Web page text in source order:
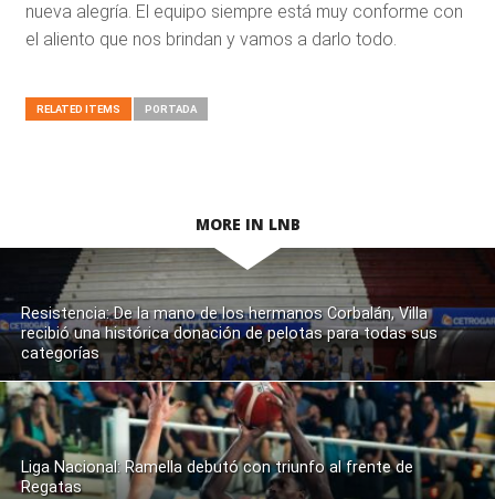
nueva alegría. El equipo siempre está muy conforme con
el aliento que nos brindan y vamos a darlo todo.
RELATED ITEMS PORTADA
MORE IN LNB
Resistencia: De la mano de los hermanos Corbalán, Villa
recibió una histórica donación de pelotas para todas sus
categorías
Liga Nacional: Ramella debutó con triunfo al frente de
Regatas